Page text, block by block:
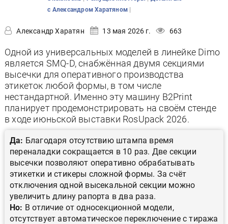
с Александром Харатяном |
Александр Харатян 13 мая 2026 г. 663
Одной из универсальных моделей в линейке Dimo
является SMQ-D, снабжённая двумя секциями
высечки для оперативного производства
этикеток любой формы, в том числе
нестандартной. Именно эту машину B2Print
планирует продемонстрировать на своём стенде
в ходе июньской выставки RosUpack 2026.
Да: Благодаря отсутствию штампа время
переналадки сокращается в 10 раз. Две секции
высечки позволяют оперативно обрабатывать
этикетки и стикеры сложной формы. За счёт
отключения одной высекальной секции можно
увеличить длину рапорта в два раза.
Но: В отличие от односекционной модели,
отсутствует автоматическое переключение с тиража